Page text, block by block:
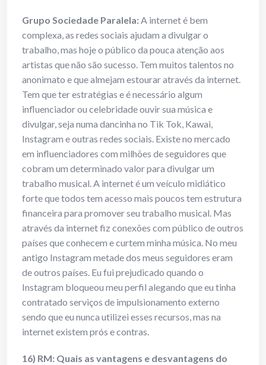
Grupo Sociedade Paralela:A internet é bem
complexa, as redes sociais ajudam a divulgar o
trabalho, mas hoje o público da pouca atenção aos
artistas que não são sucesso. Tem muitos talentos no
anonimato e que almejam estourar através da internet.
Tem que ter estratégias e é necessário algum
influenciador ou celebridade ouvir sua música e
divulgar, seja numa dancinha no Tik Tok, Kawai,
Instagram e outras redes sociais. Existe no mercado
em influenciadores com milhões de seguidores que
cobram um determinado valor para divulgar um
trabalho musical. A internet é um veículo midiático
forte que todos tem acesso mais poucos tem estrutura
financeira para promover seu trabalho musical. Mas
através da internet fiz conexões com público de outros
países que conhecem e curtem minha música. No meu
antigo Instagram metade dos meus seguidores eram
de outros países. Eu fui prejudicado quando o
Instagram bloqueou meu perfil alegando que eu tinha
contratado serviços de impulsionamento externo
sendo que eu nunca utilizei esses recursos, mas na
internet existem prós e contras.
16) RM: Quais as vantagens e desvantagens do